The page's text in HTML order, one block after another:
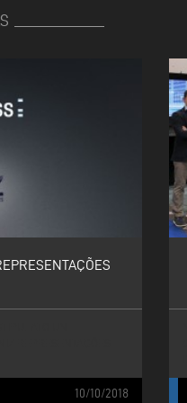
10/10/2018